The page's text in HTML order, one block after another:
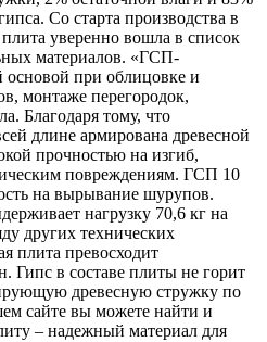
Со старта производства в
уверенно вошла в список
материалов. «ГСП-
при облицовке и
монтаже перегородок,
Благодаря тому, что
длине армирована древесной
прочностью на изгиб,
повреждениям. ГСП 10
на вырывание шурупов.
нагрузку 70,6 кг на
других технических
плита превосходит
Гипс в составе плиты не горит
древесную стружку по
сайте вы можете найти и
– надежный материал для